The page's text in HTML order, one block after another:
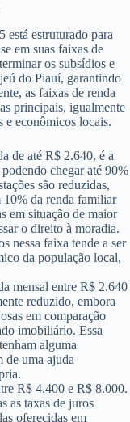
estruturado para
em suas faixas de
os subsídios e
do Piauí, garantindo
as faixas de renda
principais, igualmente
e econômicos locais.
de até R$ 2.640, é a
chegar até 90%
são reduzidas,
10% da renda familiar
em situação de maior
o direito à moradia.
nessa faixa tende a ser
da população local,
mensal entre R$ 2.640
reduzido, embora
em comparação
imobiliário. Essa
alguma
de uma ajuda
R$ 4.400 e R$ 8.000.
as taxas de juros
oferecidas em